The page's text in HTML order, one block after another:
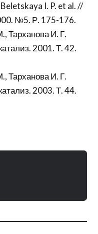
I. P. et al. //
№5. Р. 175-176.
Тарханова И. Г.
2001. Т. 42.
Тарханова И. Г.
2003. Т. 44.